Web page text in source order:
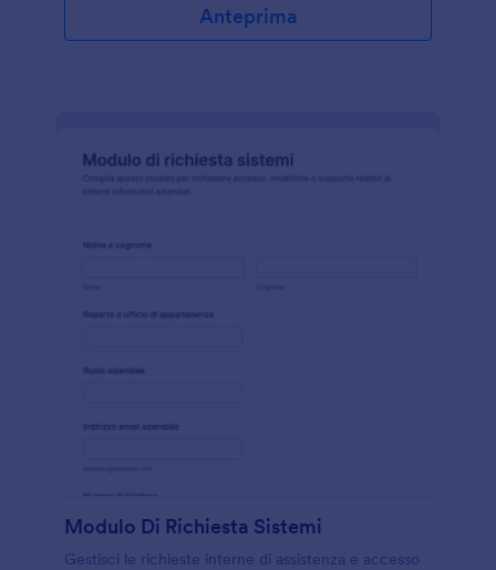
Anteprima
Modulo Di Richiesta Sistemi
Gestisci le richieste interne di assistenza e accesso